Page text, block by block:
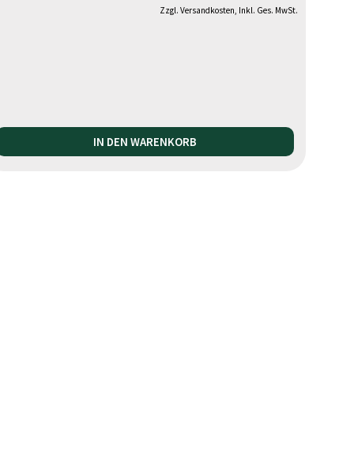
Zzgl. Versandkosten, Inkl. Ges. MwSt.
IN DEN WARENKORB